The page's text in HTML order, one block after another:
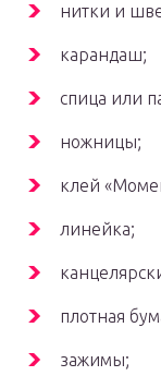
нитки и
карандаш;
спица или
ножницы;
клей
линейка;
плотная
зажимы;